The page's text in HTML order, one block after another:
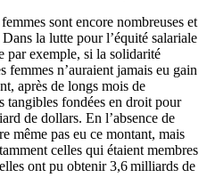
sont encore nombreuses et
la lutte pour l’équité salariale
par exemple, si la solidarité
femmes n’auraient jamais eu gain
après de longs mois de
tangibles fondées en droit pour
de dollars. En l’absence de
même pas eu ce montant, mais
celles qui étaient membres
ont pu obtenir 3,6 milliards de